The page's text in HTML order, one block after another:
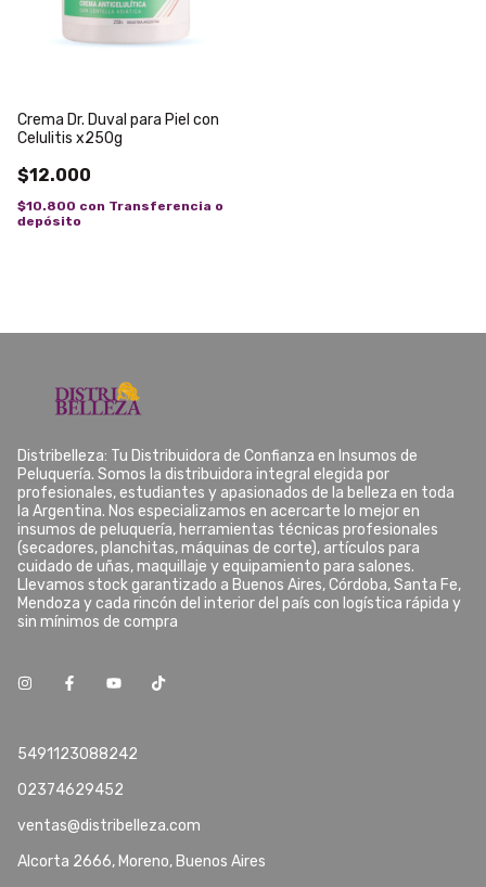
Crema Dr. Duval para Piel con
Celulitis x250g
$12.000
$10.800 con Transferencia o
depósito
Distribelleza: Tu Distribuidora de Confianza en Insumos de
Peluquería. Somos la distribuidora integral elegida por
profesionales, estudiantes y apasionados de la belleza en toda
la Argentina. Nos especializamos en acercarte lo mejor en
insumos de peluquería, herramientas técnicas profesionales
(secadores, planchitas, máquinas de corte), artículos para
cuidado de uñas, maquillaje y equipamiento para salones.
Llevamos stock garantizado a Buenos Aires, Córdoba, Santa Fe,
Mendoza y cada rincón del interior del país con logística rápida y
sin mínimos de compra
5491123088242
02374629452
ventas@distribelleza.com
Alcorta 2666, Moreno, Buenos Aires